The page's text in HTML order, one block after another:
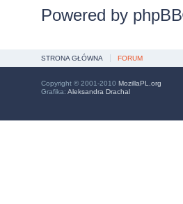
Powered by phpBB
STRONA GŁÓWNA FORUM
Copyright © 2001-2010 MozillaPL.org
Grafika: Aleksandra Drachal